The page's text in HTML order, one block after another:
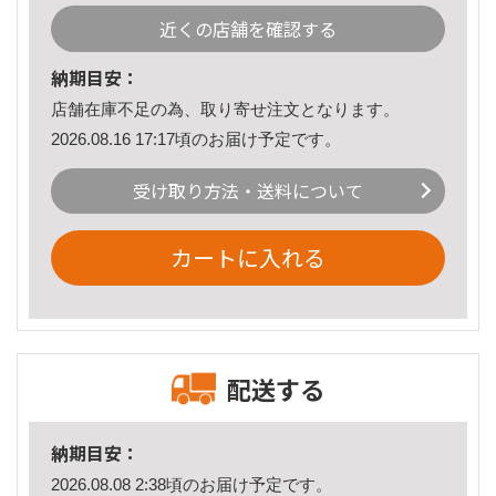
近くの店舗を確認する
納期目安：
店舗在庫不足の為、取り寄せ注文となります。
2026.08.16 17:17頃のお届け予定です。
受け取り方法・送料について
カートに入れる
配送する
納期目安：
2026.08.08 2:38頃のお届け予定です。